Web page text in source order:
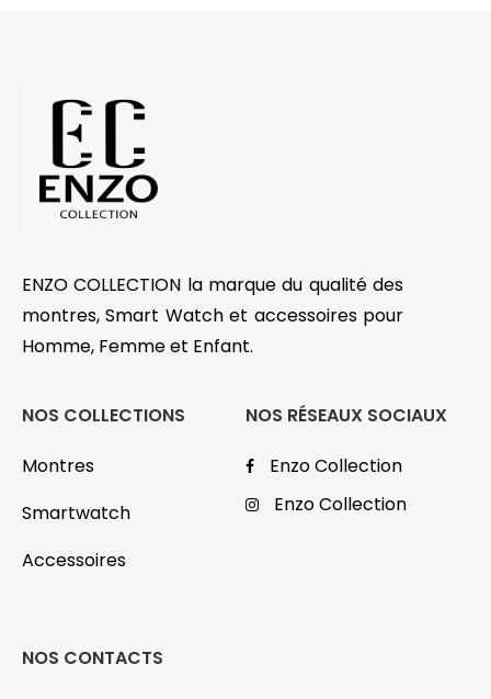
ENZO COLLECTION la marque du qualité des
montres, Smart Watch et accessoires pour
Homme, Femme et Enfant.
NOS COLLECTIONS
Montres
Smartwatch
Accessoires
NOS RÉSEAUX SOCIAUX
Enzo Collection
Enzo Collection
NOS CONTACTS